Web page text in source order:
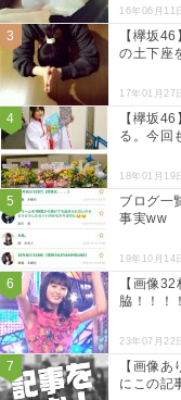
16年06月11
【欅坂
の土下座
17年01月27
【欅坂
る。今回
18年01月19
ブログ一
事実ww
19年10月14
【画像
脇！！！
23年07月22
【画像
にこの記